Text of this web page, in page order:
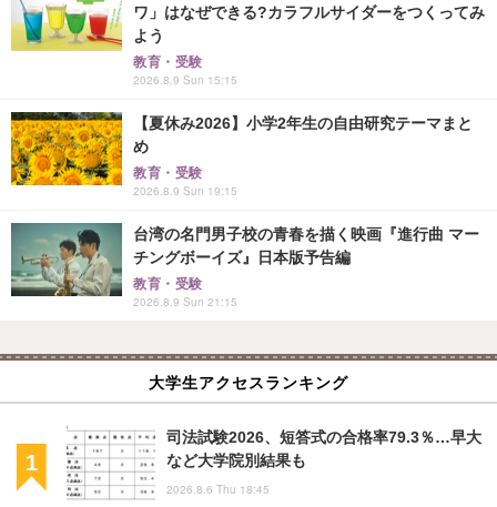
ワ」はなぜできる?カラフルサイダーをつくってみ
よう
教育・受験
2026.8.9 Sun 15:15
【夏休み2026】小学2年生の自由研究テーマまと
め
教育・受験
2026.8.9 Sun 19:15
台湾の名門男子校の青春を描く映画『進行曲 マー
チングボーイズ』日本版予告編
教育・受験
2026.8.9 Sun 21:15
大学生アクセスランキング
司法試験2026、短答式の合格率79.3％…早大
など大学院別結果も
2026.8.6 Thu 18:45